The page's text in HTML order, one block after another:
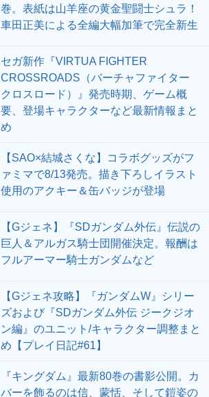
巻。表紙は山羊座の黄金聖闘士シュラ！
車田正美による全編大幅加筆で完全新生
セガ新作『VIRTUA FIGHTER
CROSSROADS（バーチャファイター
クロスロード）』発売時期、ゲーム概
要、登場キャラクターなど最新情報まと
め
【SAO×結城さくな】コラボグッズがフ
ァミマで8/13発売。描き下ろしイラスト
使用のアクキー＆缶バッジが登場
【Gジェネ】『SDガンダム外伝』伝説の
巨人＆アルガス騎士団開催決定。報酬は
フルアーマー騎士ガンダムなど
【Gジェネ攻略】『ガンダムW』シリー
ズおよび『SDガンダム外伝 ジークジオ
ン編』のユニット/キャラクター調整まと
め【プレイ日記#61】
『キングダム』最新80巻の書影公開。カ
バーを飾るのは信、蒙恬、そして鎧姿の